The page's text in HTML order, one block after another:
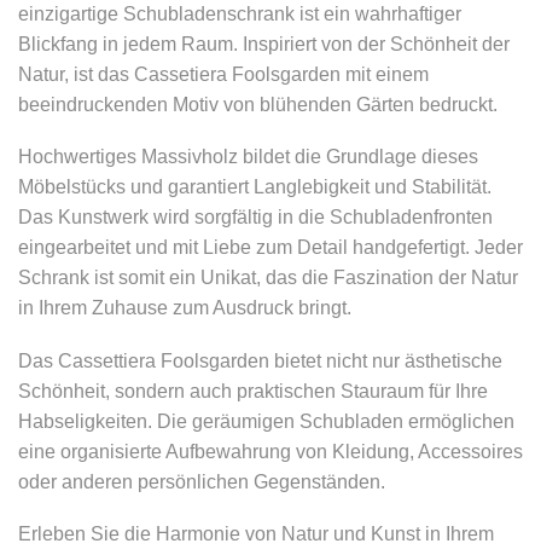
einzigartige Schubladenschrank ist ein wahrhaftiger
Blickfang in jedem Raum. Inspiriert von der Schönheit der
Natur, ist das Cassetiera Foolsgarden mit einem
beeindruckenden Motiv von blühenden Gärten bedruckt.
Hochwertiges Massivholz bildet die Grundlage dieses
Möbelstücks und garantiert Langlebigkeit und Stabilität.
Das Kunstwerk wird sorgfältig in die Schubladenfronten
eingearbeitet und mit Liebe zum Detail handgefertigt. Jeder
Schrank ist somit ein Unikat, das die Faszination der Natur
in Ihrem Zuhause zum Ausdruck bringt.
Das Cassettiera Foolsgarden bietet nicht nur ästhetische
Schönheit, sondern auch praktischen Stauraum für Ihre
Habseligkeiten. Die geräumigen Schubladen ermöglichen
eine organisierte Aufbewahrung von Kleidung, Accessoires
oder anderen persönlichen Gegenständen.
Erleben Sie die Harmonie von Natur und Kunst in Ihrem